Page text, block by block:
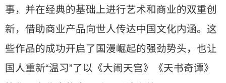
事，并在经典的基础上进行艺术和商业的双重创
新，借助商业产品向世人传达中国文化内涵。这
些作品的成功开启了国漫崛起的强劲势头，也让
国人重新“温习”了以《大闹天宫》《天书奇谭》